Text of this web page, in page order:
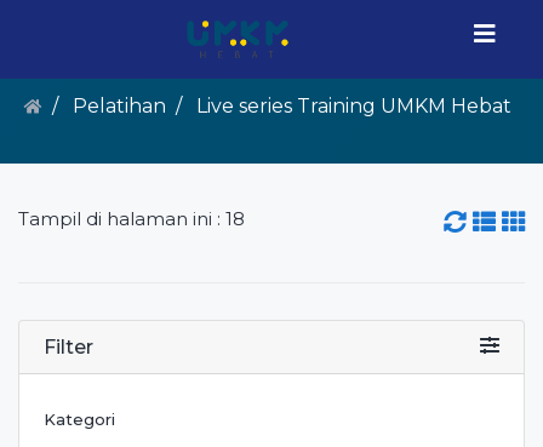
Pelatihan Live series Training UMKM Hebat
Tampil di halaman ini : 18
Filter
Kategori